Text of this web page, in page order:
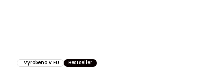
Vyrobeno v EU Bestseller